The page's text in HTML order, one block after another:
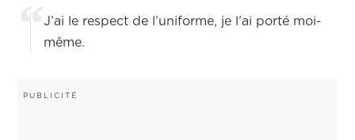
J’ai le respect de l’uniforme, je l’ai porté moi-
même.